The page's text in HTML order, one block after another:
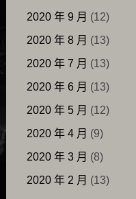
2020 年 9 月 (12)
2020 年 8 月 (13)
2020 年 7 月 (13)
2020 年 6 月 (13)
2020 年 5 月 (12)
2020 年 4 月 (9)
2020 年 3 月 (8)
2020 年 2 月 (13)